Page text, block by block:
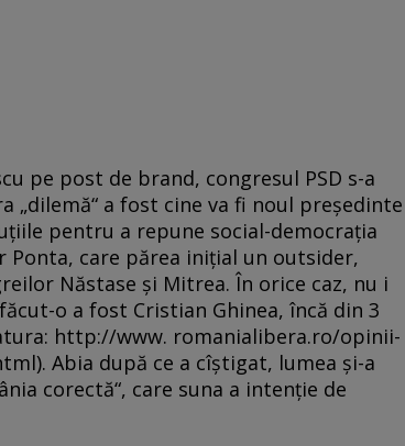
pe post de brand, congresul PSD s-a
„dilemă“ a fost cine va fi noul preşedinte
pentru a repune social-democraţia
Ponta, care părea iniţial un outsider,
Năstase şi Mitrea. În orice caz, nu i
o a fost Cristian Ghinea, încă din 3
http://www. romanialibera.ro/opinii-
Abia după ce a cîştigat, lumea şi-a
corectă“, care suna a intenţie de